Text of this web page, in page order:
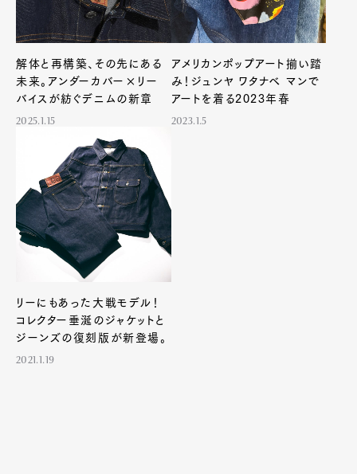
GourmetCars
ProductCultureLifestyle
Pen Membership
Magazine
Official Columnist
Pen Meet
Pen international
解体と再構築、その先にある
未来。アンダーカバー×リー
バイスが紡ぐデニムの新章
2025.1.15
アメリカンポップアート揃い踏
み！ジュンヤ ワタナベ マンで
アートを着る2023年春
2023.1.5
リーにもあった大戦モデル！
コレクター垂涎のジャケットと
ジーンズの復刻版が新登場。
2021.1.19